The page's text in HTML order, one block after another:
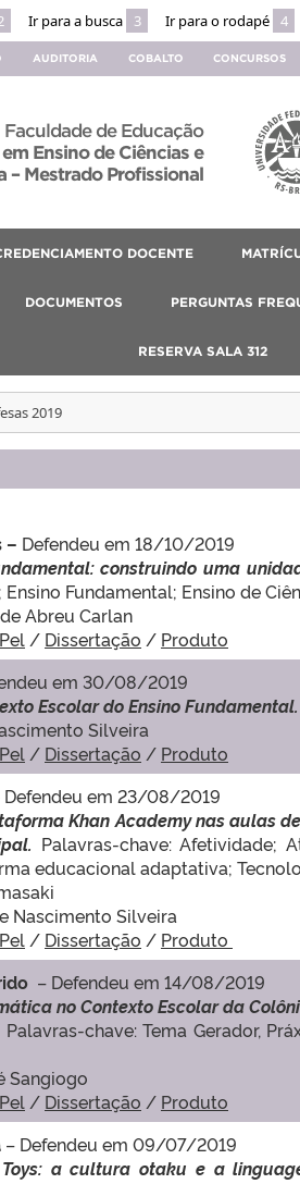
Ir para a busca 3 Ir para o rodapé 4
AUDITORIA COBALTO CONCURSOS
Faculdade de Educação
Ensino de Ciências e
– Mestrado Profissional
DOCENTE
DOCUMENTOS PERGUNTAS
RESERVA SALA 312
2019
– Defendeu em 18/10/2019
construindo uma
Fundamental; Ensino de
Abreu Carlan
/ Dissertação / Produto
em 30/08/2019
Escolar do Ensino Fundamental.
Silveira
/ Dissertação / Produto
Defendeu em 23/08/2019
Khan Academy nas aulas
Palavras-chave: Afetividade;
educacional adaptativa;
Nascimento Silveira
/ Dissertação / Produto
– Defendeu em 14/08/2019
no Contexto Escolar da
Palavras-chave: Tema Gerador,
Sangiogo
/ Dissertação / Produto
– Defendeu em 09/07/2019
a cultura otaku e a